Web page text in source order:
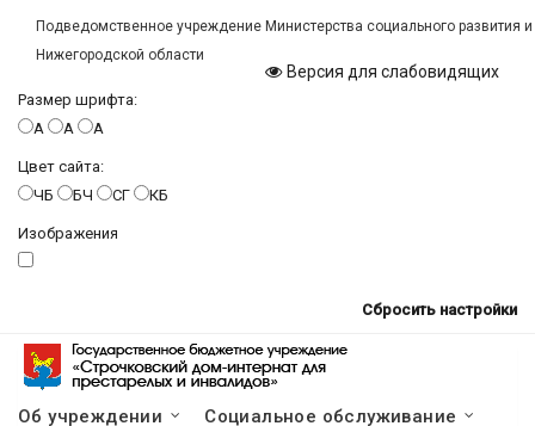
Подведомственное учреждение Министерства социального развития
Нижегородской области
Версия для слабовидящих
Размер шрифта:
A
A A
Цвет сайта:
ЧБ
БЧ СГ КБ
Изображения
Сбросить настройки
Об учреждении Социальное обслуживание